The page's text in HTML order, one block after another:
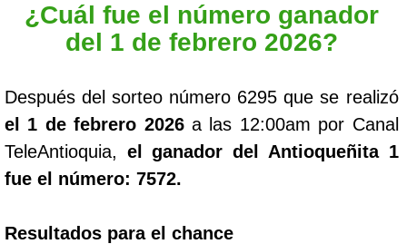
¿Cuál fue el número ganador
del 1 de febrero 2026?
Después del sorteo número 6295 que se realizó
el 1 de febrero 2026a las 12:00am por Canal
TeleAntioquia, el ganador del Antioqueñita 1
fue el número: 7572.
Resultados para el chance